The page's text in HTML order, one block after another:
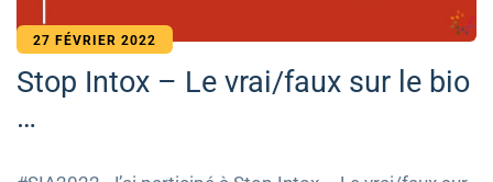
27 FÉVRIER 2022
Stop Intox – Le vrai/faux sur le bio
…